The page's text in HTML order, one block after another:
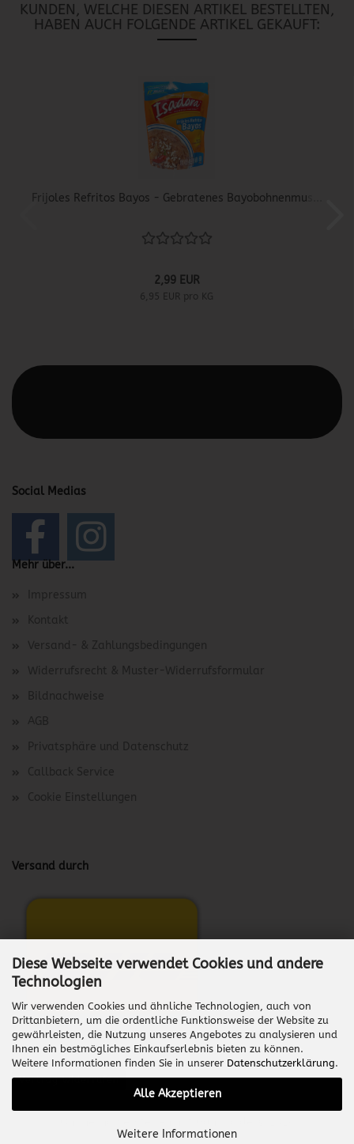
Diese Webseite verwendet Cookies und andere
Technologien
Wir verwenden Cookies und ähnliche Technologien, auch von
Drittanbietern, um die ordentliche Funktionsweise der Website zu
gewährleisten, die Nutzung unseres Angebotes zu analysieren und
Ihnen ein bestmögliches Einkaufserlebnis bieten zu können.
Weitere Informationen finden Sie in unserer Datenschutzerklärung.
Alle Akzeptieren
Weitere Informationen
KUNDEN, WELCHE DIESEN ARTIKEL BESTELLTEN,
HABEN AUCH FOLGENDE ARTIKEL GEKAUFT:
Frijoles Refritos Bayos - Gebratenes Bayobohnenmus...
2,99 EUR
6,95 EUR pro KG
Social Medias
Mehr über...
Impressum
Kontakt
Versand- & Zahlungsbedingungen
Widerrufsrecht & Muster-Widerrufsformular
Bildnachweise
AGB
Privatsphäre und Datenschutz
Callback Service
Cookie Einstellungen
Versand durch
Vertrag widerrufen